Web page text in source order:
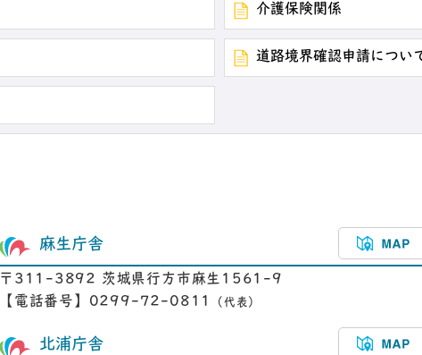
介護保険関係
道路境界確認申請につい
麻生庁舎
〒311-3892 茨城県行方市麻生1561-9
【電話番号】0299-72-0811
（代表）
北浦庁舎